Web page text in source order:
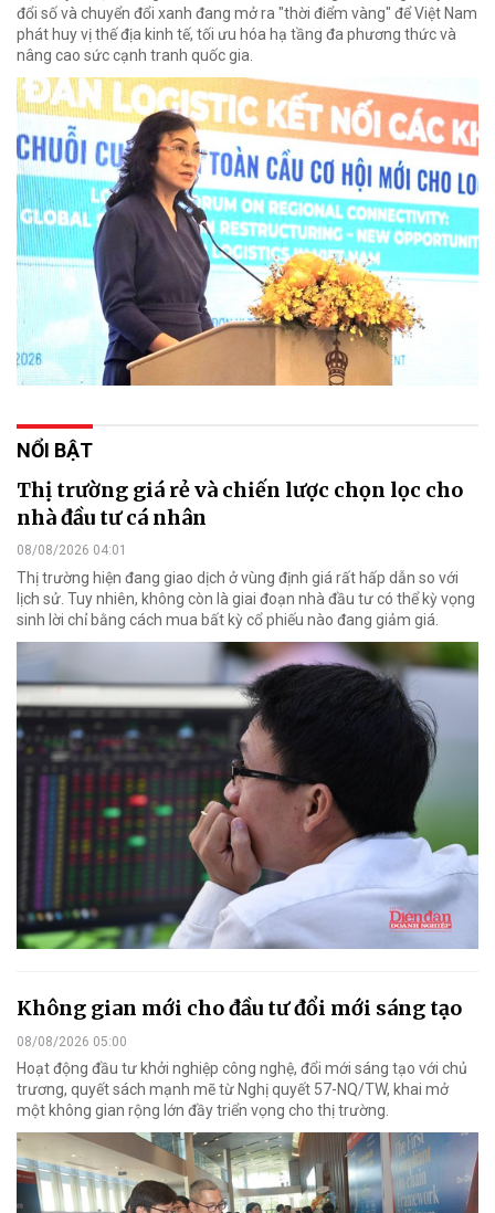
đổi số và chuyển đổi xanh đang mở ra "thời điểm vàng" để Việt Nam
phát huy vị thế địa kinh tế, tối ưu hóa hạ tầng đa phương thức và
nâng cao sức cạnh tranh quốc gia.
NỔI BẬT
Thị trường giá rẻ và chiến lược chọn lọc cho
nhà đầu tư cá nhân
08/08/2026 04:01
Thị trường hiện đang giao dịch ở vùng định giá rất hấp dẫn so với
lịch sử. Tuy nhiên, không còn là giai đoạn nhà đầu tư có thể kỳ vọng
sinh lời chỉ bằng cách mua bất kỳ cổ phiếu nào đang giảm giá.
Không gian mới cho đầu tư đổi mới sáng tạo
08/08/2026 05:00
Hoạt động đầu tư khởi nghiệp công nghệ, đổi mới sáng tạo với chủ
trương, quyết sách mạnh mẽ từ Nghị quyết 57-NQ/TW, khai mở
một không gian rộng lớn đầy triển vọng cho thị trường.